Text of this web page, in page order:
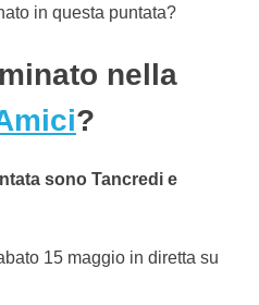
in questa puntata?
nella
?
sono Tancredi e
15 maggio in diretta su